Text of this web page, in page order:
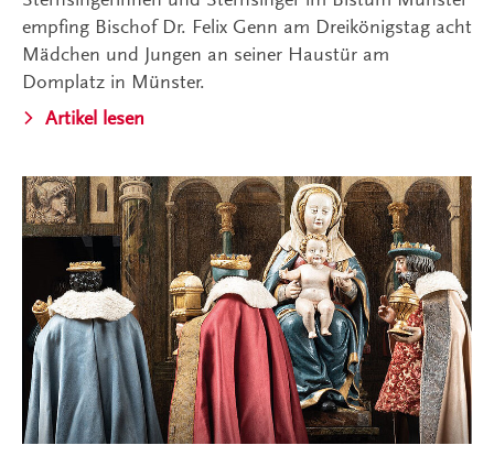
empfing Bischof Dr. Felix Genn am Dreikönigstag acht
Mädchen und Jungen an seiner Haustür am
Domplatz in Münster.
Artikel lesen